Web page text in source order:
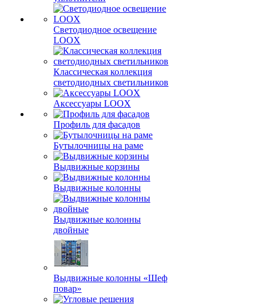
Светодиодное освещение
LOOX
Классическая коллекция
светодиодных светильников
Аксессуары LOOX
Профиль для фасадов
Бутылочницы на раме
Выдвижные корзины
Выдвижные колонны
Выдвижные колонны
двойные
Bыдвижные колонны «Шеф
повар»